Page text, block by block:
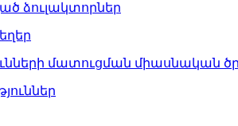
ձուլակտորներ
մատուցման միասնական